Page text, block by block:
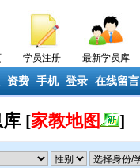
学员注册 最新学员库
资费 手机 登录 在线留言
库 [家教地图 ]